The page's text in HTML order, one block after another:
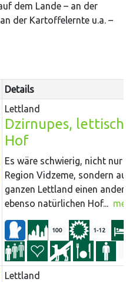
dem Lande – an der
der Kartoffelernte u.a. –
Details
Lettland
Dzirnupes,
Hof
Es wäre schwierig, nicht nur
Region Vidzeme, sondern
ganzen Lettland einen
ebenso natürlichen Hof...
100 1-12
Lettland